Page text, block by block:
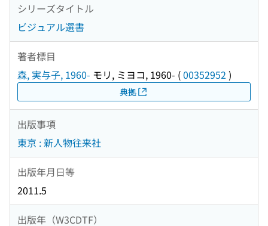
シリーズタイトル
ビジュアル選書
著者標目
森, 実与子, 1960- モリ, ミヨコ, 1960- (00352952 )
典拠
出版事項
東京 : 新人物往来社
出版年月日等
2011.5
出版年（W3CDTF）